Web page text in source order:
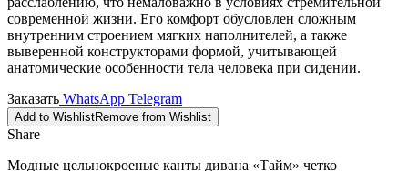
современной жизни. Его комфорт обусловлен сложным
внутренним строением мягких наполнителей, а также
выверенной конструкторами формой, учитывающей
анатомические особенности тела человека при сидении.
Заказать WhatsApp Telegram
Add to WishlistRemove from Wishlist
Share
Модные цельнокроеные канты дивана «Тайм» четко